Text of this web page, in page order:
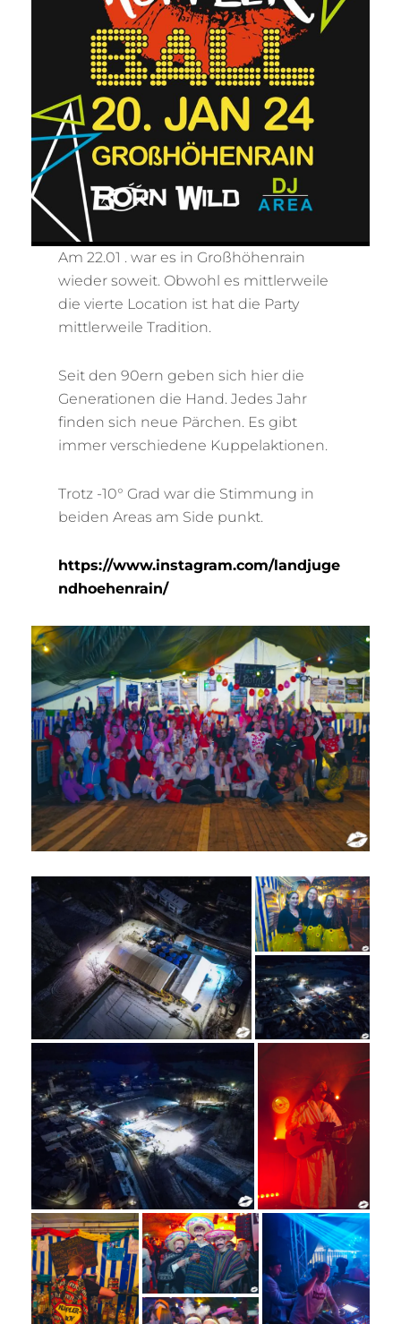
Am 22.01 . war es in Großhöhenrain
wieder soweit. Obwohl es mittlerweile
die vierte Location ist hat die Party
mittlerweile Tradition.
Seit den 90ern geben sich hier die
Generationen die Hand. Jedes Jahr
finden sich neue Pärchen. Es gibt
immer verschiedene Kuppelaktionen.
Trotz -10° Grad war die Stimmung in
beiden Areas am Side punkt.
https://www.instagram.com/landjuge
ndhoehenrain/